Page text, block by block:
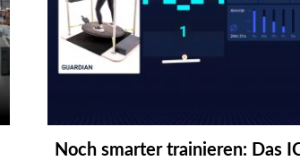
Noch smarter trainieren: Das